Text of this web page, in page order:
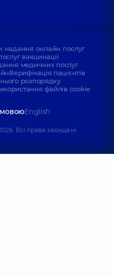
надання онлайн послуг
вакцинації
медичних послуг
Верифікація пацієнтів
розпорядку
файлів cookie
мовоюEnglish
Всі права захищені